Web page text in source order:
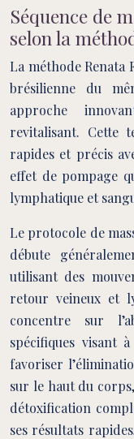
Séquence de
selon la
La méthode Renata
brésilienne du
approche
revitalisant. Cette
rapides et précis
effet de pompage
lymphatique et
Le protocole de
débute
utilisant des
retour veineux et
concentre sur
spécifiques visant
favoriser
sur le haut du
détoxification
ses résultats